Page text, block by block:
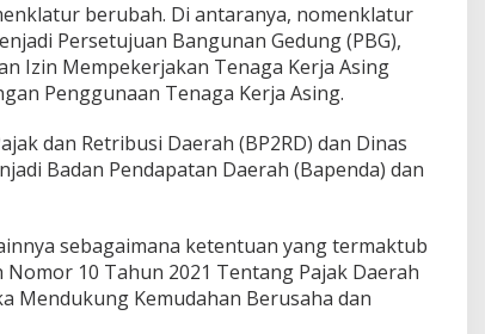
berubah. Di antaranya, nomenklatur
Persetujuan Bangunan Gedung (PBG),
Izin Mempekerjakan Tenaga Kerja Asing
Penggunaan Tenaga Kerja Asing.
dan Retribusi Daerah (BP2RD) dan Dinas
Badan Pendapatan Daerah (Bapenda) dan
sebagaimana ketentuan yang termaktub
10 Tahun 2021 Tentang Pajak Daerah
Mendukung Kemudahan Berusaha dan